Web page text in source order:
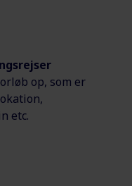
op, som er
etc.